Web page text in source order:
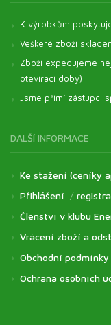
K výrobkům
Veškeré zboží
Zboží expedujeme
otevírací doby)
Jsme přímí zástupci
DALŠÍ INFORMACE
Ke stažení (ceníky
Přihlášení /
Členství v klubu
Vrácení zboží a
Obchodní podmínky
Ochrana osobních